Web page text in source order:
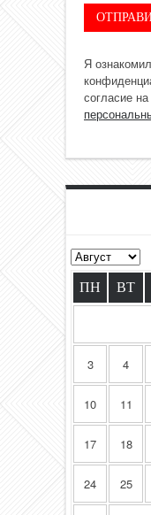
Я
согласие на
ПН ВТ
3 4
10 11
17 18
24 25